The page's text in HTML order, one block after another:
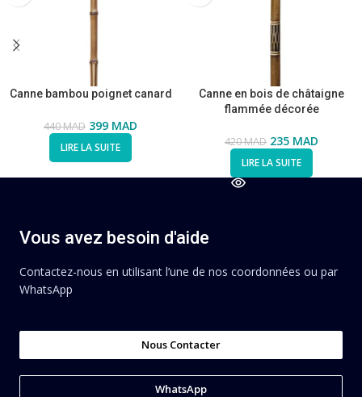
Canne bambou poignet canard
440MAD 399 MAD
LIRE LA SUITE
Canne en bois de châtaigne
flammée décorée
420MAD 235 MAD
LIRE LA SUITE
Vous avez besoin d'aide
Contactez-nous en utilisant l’une de nos coordonnées ou par
WhatsApp
Nous Contacter
WhatsApp